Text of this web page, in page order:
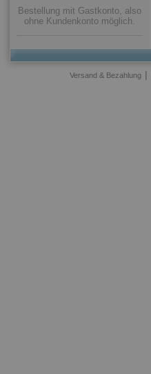
Bestellung mit Gastkonto, also
ohne Kundenkonto möglich.
Versand & Bezahlung |